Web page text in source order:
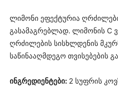
ლიმონი ეფექტურია
გასამაგრებლად. ლიმონის C
ღრძილების სისხლდენის
საწინააღმდეგო თვისებების
ინგრედიენტები: 2 სუფრის